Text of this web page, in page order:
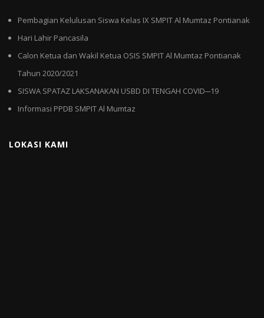
Pembagian Kelulusan Siswa Kelas IX SMPIT Al Mumtaz Pontianak
Hari Lahir Pancasila
Calon Ketua dan Wakil Ketua OSIS SMPIT Al Mumtaz Pontianak
Tahun 2020/2021
SISWA SPATAZ LAKSANAKAN USBD DI TENGAH COVID─19
Informasi PPDB SMPIT Al Mumtaz
LOKASI KAMI